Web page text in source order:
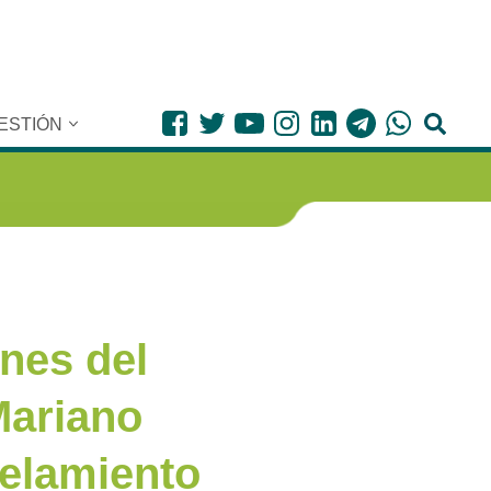
del